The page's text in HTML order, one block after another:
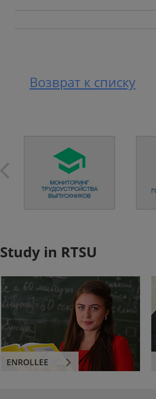
Возврат к списку
Study in RTSU
ENROLLEE